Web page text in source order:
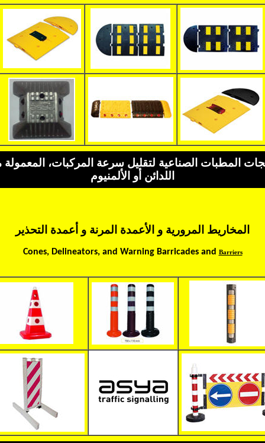
المطبات الصناعية لتقليل سرعة المركبات،
اللدائن أو الألمنيوم
المخاريط المرورية و الأعمدة المرنة و أعمدة التحذير
Cones, Delineators, and Warning Barricades and Barriers